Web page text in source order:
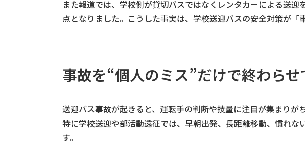
また報道では、学校側が貸切バスではなくレンタカーによる送
点となりました。こうした事実は、学校送迎バスの安全対策が「
事故を“個人のミス”だけで終わら
送迎バス事故が起きると、運転手の判断や技量に注目が集まりが
特に学校送迎や部活動遠征では、早朝出発、長距離移動、慣れ
す。